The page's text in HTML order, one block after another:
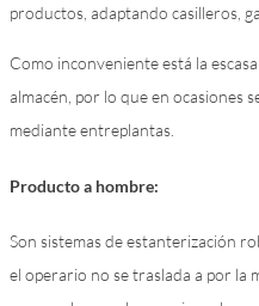
productos, adaptando casilleros,
Como inconveniente está la
almacén, por lo que en ocasiones
mediante entreplantas.
Producto a hombre:
Son sistemas de estanterización
el operario no se traslada a por la